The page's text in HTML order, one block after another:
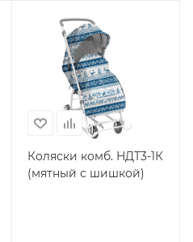
Коляски комб. НДТ3-1К
(мятный с шишкой)